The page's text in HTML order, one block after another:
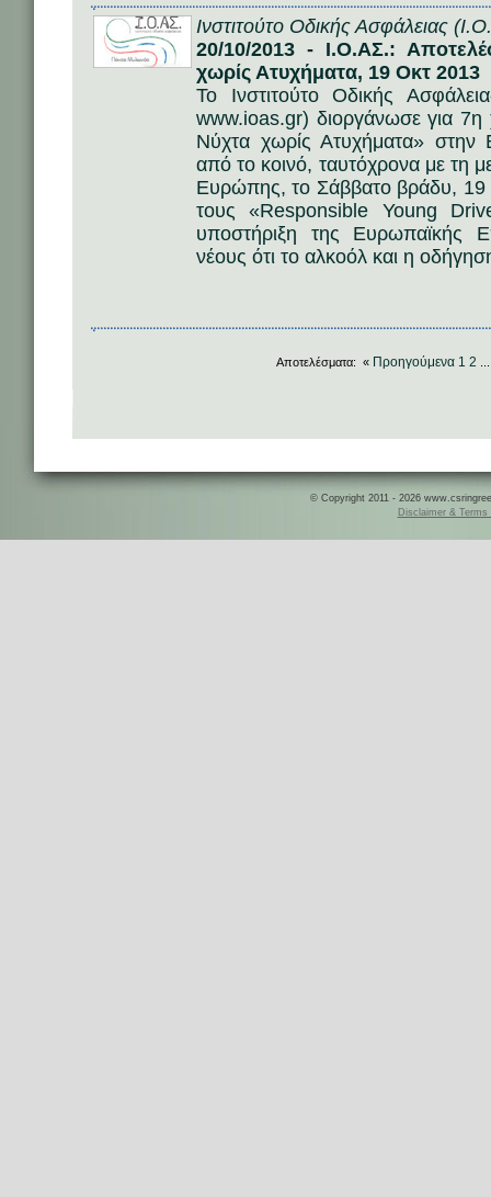
Ινστιτούτο Οδικής Ασφάλειας
20/10/2013 - Ι.Ο.ΑΣ.:
χωρίς Ατυχήματα, 19 Οκτ 2013
Το Ινστιτούτο Οδικής
www.ioas.gr) διοργάνωσε για
Νύχτα χωρίς Ατυχήματα» στην
από το κοινό, ταυτόχρονα με τη
Ευρώπης, το Σάββατο βράδυ, 19
τους «Responsible Young
υποστήριξη της Ευρωπαϊκής
νέους ότι το αλκοόλ και η
Αποτελέσματα: « Προηγούμενα 1 2
© Copyright 2011 - 2026
Disclaimer & Terms